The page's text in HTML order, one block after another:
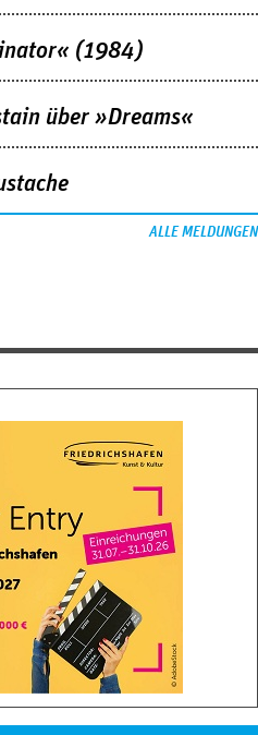
(1984)
über »Dreams«
ALLE MELDUNGEN
deutsches Kino